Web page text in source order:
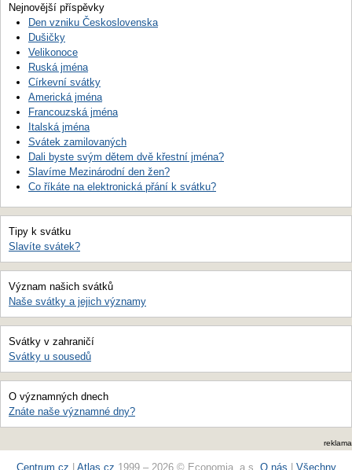
Nejnovější příspěvky
Den vzniku Československa
Dušičky
Velikonoce
Ruská jména
Církevní svátky
Americká jména
Francouzská jména
Italská jména
Svátek zamilovaných
Dali byste svým dětem dvě křestní jména?
Slavíme Mezinárodní den žen?
Co říkáte na elektronická přání k svátku?
Tipy k svátku
Slavíte svátek?
Význam našich svátků
Naše svátky a jejich významy
Svátky v zahraničí
Svátky u sousedů
O významných dnech
Znáte naše významné dny?
reklama
Centrum.cz Atlas.cz 1999 – 2026 © Economia, a.s. O nás Všechny